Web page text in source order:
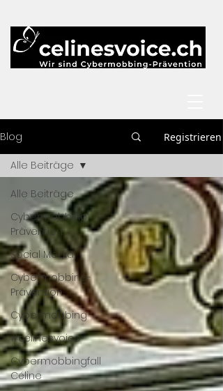
Blog Registrieren
Alle Beiträge
Cybermobbing
Prävention
Social Media
Cybermobbing-
Prävention
Cybermobbing
#célinesvoice
Cybermobbingfall
Céline
Alle Beiträge